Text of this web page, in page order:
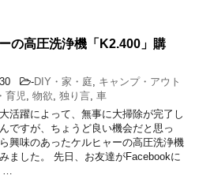
の高圧洗浄機「K2.400」購
-DIY・家・庭
キャンプ・アウト
育児 物欲 独り言 車
活躍によって、無事に大掃除が完了し
ですが、ちょうど良い機会だと思っ
興味のあったケルヒャーの高圧洗浄機
ました。 先日、お友達がFacebookに